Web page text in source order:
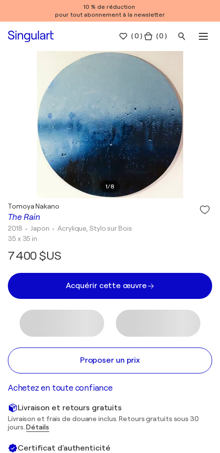
10 % de réduction
pour tout abonnement à la newsletter
(0 ) ( 0 )
1/8
The Rain
Tomoya Nakano
2018 • Japon •Acrylique, Stylo sur Bois
35 x 35 in
7 400 $US
Acquérir cette œuvre
Proposer un prix
Achetez en toute confiance
Livraison et retours gratuits
Livraison et frais de douane inclus. Retours gratuits sous 30
jours.Détails
Certificat d'authenticité